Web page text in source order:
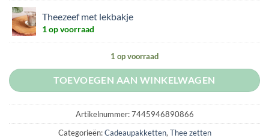
Theezeef met lekbakje
1 op voorraad
1 op voorraad
TOEVOEGEN AAN WINKELWAGEN
Artikelnummer:7445946890866
Categorieën:Cadeaupakketten, Thee zetten